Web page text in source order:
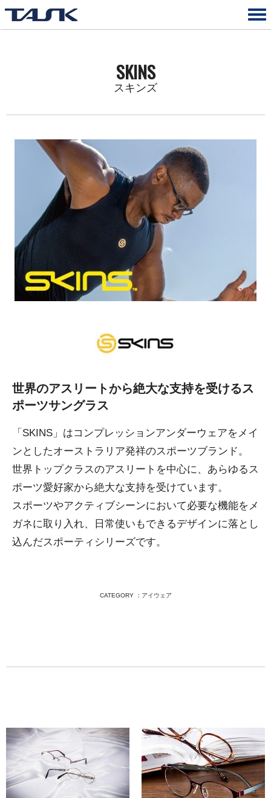
SKINS
スキンズ
世界のアスリートから絶大な支持を受けるス
ポーツサングラス
「SKINS」はコンプレッションアンダーウェアをメイ
ンとしたオーストラリア発祥のスポーツブランド。
世界トップクラスのアスリートを中心に、あらゆるス
ポーツ愛好家から絶大な支持を受けています。
スポーツやアクティブシーンにおいて必要な機能をメ
ガネに取り入れ、日常使いもできるデザインに落とし
込んだスポーティシリーズです。
CATEGORY ： アイウェア